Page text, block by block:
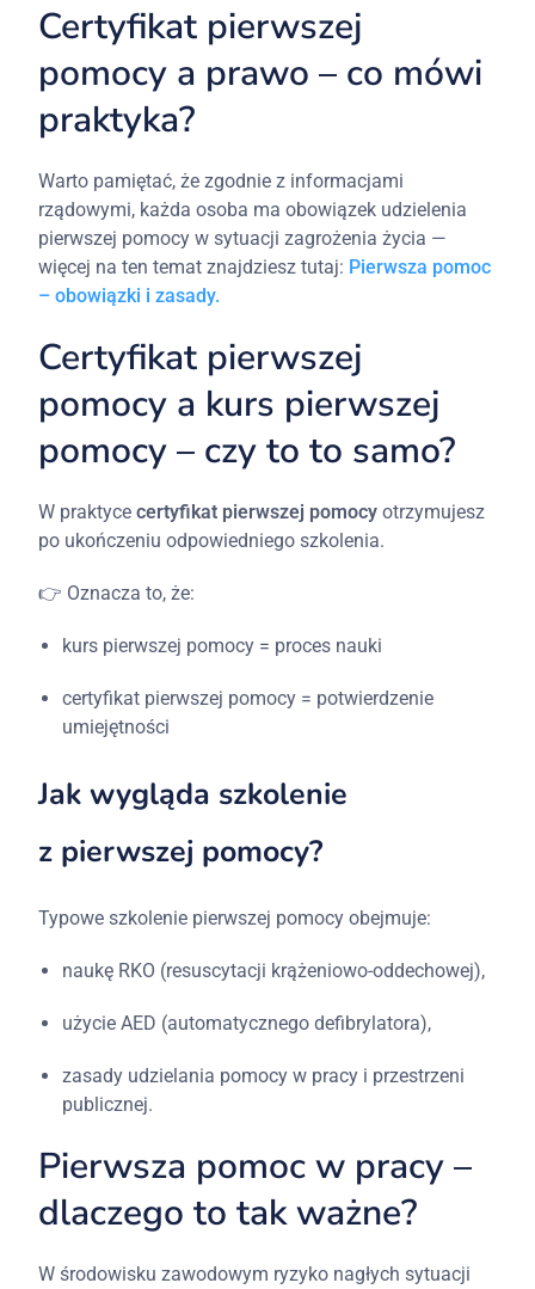
Certyfikat pierwszej
pomocy a prawo – co mówi
praktyka?
Warto pamiętać, że zgodnie z informacjami
rządowymi, każda osoba ma obowiązek udzielenia
pierwszej pomocy w sytuacji zagrożenia życia —
więcej na ten temat znajdziesz tutaj: Pierwsza pomoc
– obowiązki i zasady.
Certyfikat pierwszej
pomocy a kurs pierwszej
pomocy – czytoto samo?
W praktycecertyfikat pierwszej pomocy otrzymujesz
po ukończeniuodpowiedniegoszkolenia.
👉 Oznaczato,że:
kurs pierwszej pomocy = proces nauki
certyfikat pierwszej pomocy = potwierdzenie
umiejętności
Jakwygląda szkolenie
z pierwszej pomocy?
Typoweszkolenie pierwszej pomocyobejmuje:
naukę RKO (resuscytacji krążeniowo-oddechowej),
użycieAED (automatycznegodefibrylatora),
zasady udzielania pomocyw pracy i przestrzeni
publicznej.
Pierwsza pomocw pracy –
dlaczegototakważne?
Wśrodowiskuzawodowym ryzyko nagłychsytuacji